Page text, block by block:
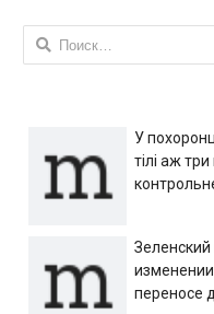
Найти:
У
тілі аж
Зеленский
переносе